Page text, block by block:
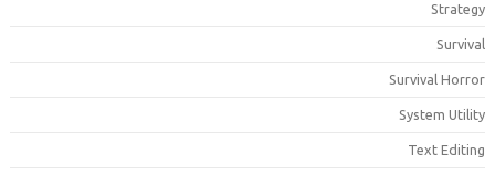
Survival
System
Text